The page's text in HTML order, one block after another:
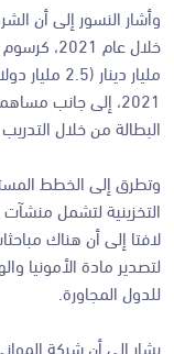
مليار
2021، إلى جانب
البطالة من خلال
وتطرق إلى الخطط
التخزينية لتشمل منشآت
لافتا إلى أن هناك
لتصدير مادة الأمونيا
للدول المجاورة.
يشار إلى أن شركة